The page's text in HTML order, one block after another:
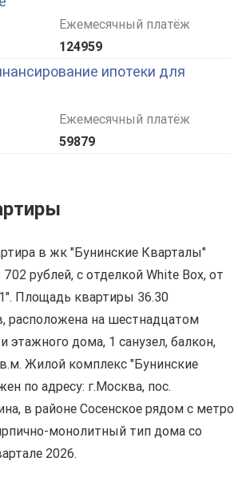
Ежемесячный платёж
124959
ипотеки для
Ежемесячный платёж
59879
в жк "Бунинские Кварталы"
рублей, с отделкой White Box, от
Площадь квартиры 36.30
расположена на шестнадцатом
этажного дома, 1 санузел, балкон,
Жилой комплекс "Бунинские
по адресу: г.Москва, пос.
в районе Сосенское рядом с метро
монолитный тип дома со
2026.